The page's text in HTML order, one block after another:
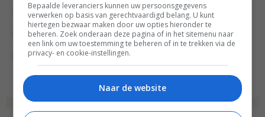
Recept van de dag Recepten
Vegetarische recepten Wat eten we vandaag?
Zomerrecepten
Bepaalde leveranciers kunnen uw persoonsgegevens
verwerken op basis van gerechtvaardigd belang. U kunt
hiertegen bezwaar maken door uw opties hieronder te
beheren. Zoek onderaan deze pagina of in het sitemenu naar
een link om uw toestemming te beheren of in te trekken via de
privacy- en cookie-instellingen.
Naar de website